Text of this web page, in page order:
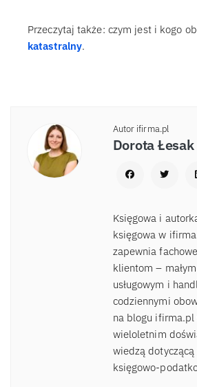
Przeczytaj także: czym jest i kogo
katastralny.
Autor ifirma.pl
Dorota Łesak
Księgowa i
księgowa w
zapewnia
klientom –
usługowym i
codziennymi
na blogu ifirma.pl
wieloletnim
wiedzą
księgowo-